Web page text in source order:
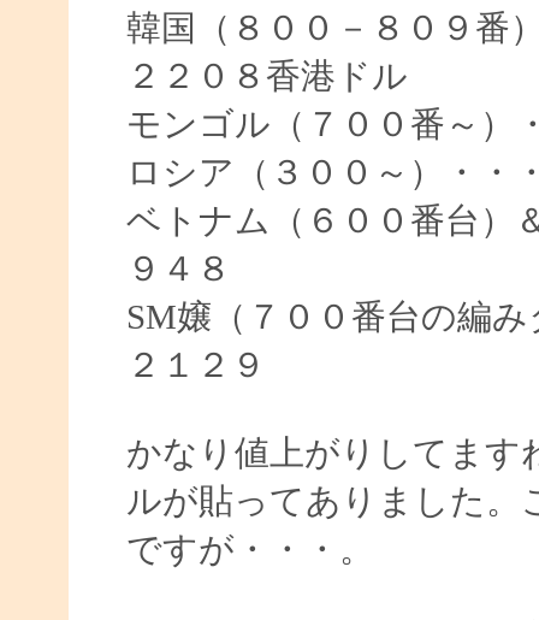
韓国（８００－８０９番
２２０８香港ドル
モンゴル（７００番～）
ロシア（３００～）・・
ベトナム（６００番台）
９４８
SM嬢（７００番台の編
２１２９
かなり値上がりしてます
ルが貼ってありました。
ですが・・・。